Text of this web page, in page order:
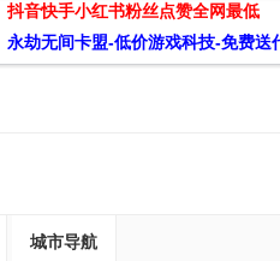
抖音快手小红书粉丝点赞全网最低
永劫无间卡盟-低价游戏科技-免费送
城市导航